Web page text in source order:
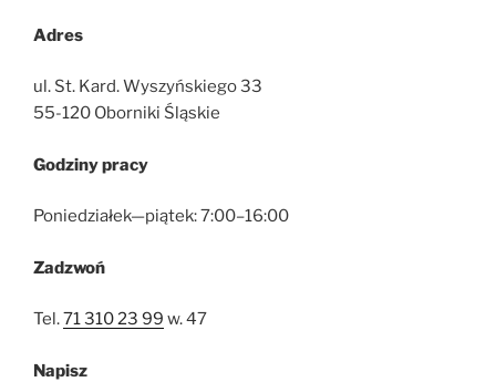
Adres
ul. St. Kard. Wyszyńskiego 33
55-120 Oborniki Śląskie
Godziny pracy
Poniedziałek—piątek: 7:00–16:00
Zadzwoń
Tel.71 310 23 99 w. 47
Napisz